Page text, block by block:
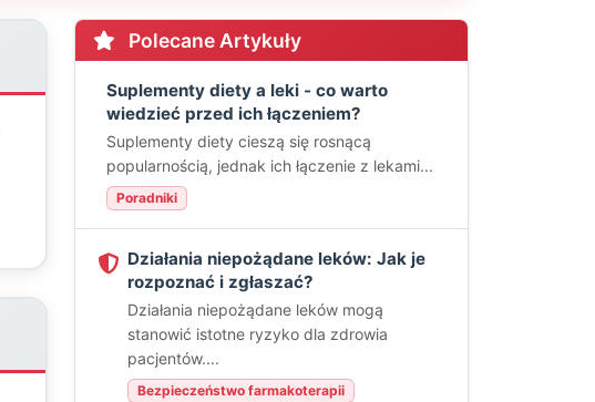
Polecane Artykuły
Suplementy diety a leki - co warto
wiedzieć przed ich łączeniem?
Suplementy diety cieszą się rosnącą
popularnością, jednak ich łączenie z lekami...
Poradniki
Działania niepożądane leków: Jak je
rozpoznać i zgłaszać?
Działania niepożądane leków mogą
stanowić istotne ryzyko dla zdrowia
pacjentów....
Bezpieczeństwo farmakoterapii